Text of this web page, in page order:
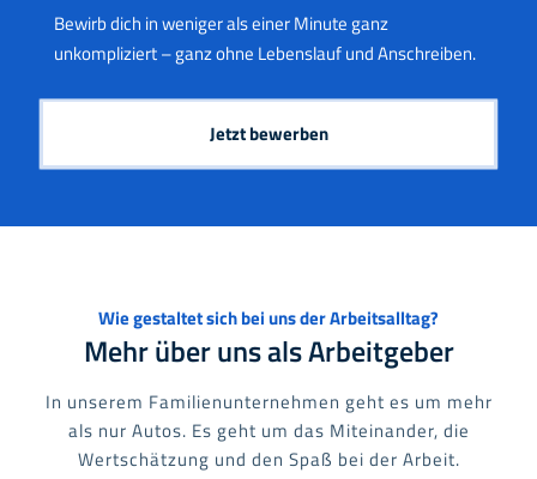
Bewirb dich in weniger als einer Minute ganz
unkompliziert – ganz ohne Lebenslauf und Anschreiben.
Jetzt bewerben
Wie gestaltet sich bei uns der Arbeitsalltag?
Mehr über uns als Arbeitgeber
In unserem Familienunternehmen geht es um mehr
als nur Autos. Es geht um das Miteinander, die
Wertschätzung und den Spaß bei der Arbeit.